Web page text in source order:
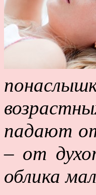
падают
– от
облика